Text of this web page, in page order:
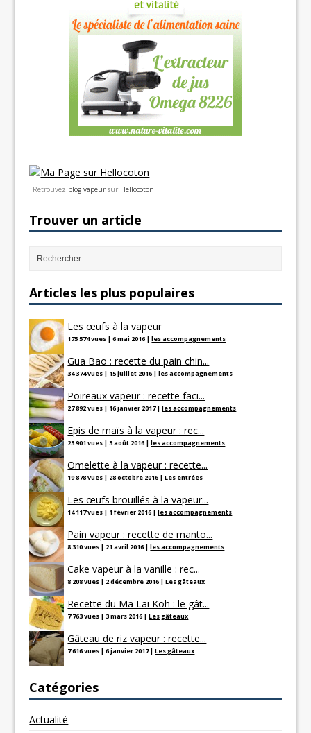
Retrouvez blog vapeur sur Hellocoton
Trouver un article
Articles les plus populaires
Les œufs à la vapeur
175 574 vues |6 mai 2016 |les accompagnements
Gua Bao : recette du pain chin...
34 374 vues | 15 juillet 2016 |les accompagnements
Poireaux vapeur : recette faci...
27 892 vues | 16 janvier 2017|les accompagnements
Epis de maïs à la vapeur : rec...
23 901 vues |3 août 2016 |les accompagnements
Omelette à la vapeur : recette...
19 878 vues | 28 octobre 2016 |Les entrées
Les œufs brouillés à la vapeur...
14 117 vues | 1 février 2016 |les accompagnements
Pain vapeur : recette de manto...
8 310 vues | 21 avril 2016 |les accompagnements
Cake vapeur à la vanille : rec...
8 208 vues | 2 décembre 2016 |Les gâteaux
Recette du Ma Lai Koh : le gât...
7 763 vues |3 mars 2016 |Les gâteaux
Gâteau de riz vapeur : recette...
7 616 vues |6 janvier 2017|Les gâteaux
Catégories
Actualité